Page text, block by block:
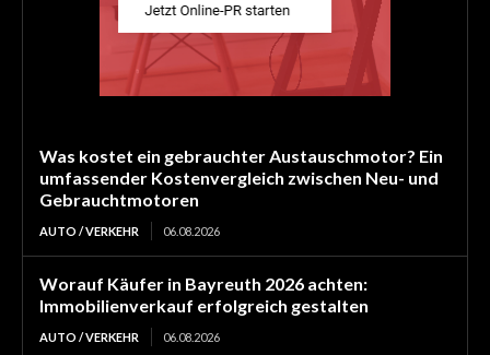
Was kostet ein gebrauchter Austauschmotor? Ein
umfassender Kostenvergleich zwischen Neu- und
Gebrauchtmotoren
AUTO / VERKEHR 06.08.2026
Worauf Käufer in Bayreuth 2026 achten:
Immobilienverkauf erfolgreich gestalten
AUTO / VERKEHR 06.08.2026